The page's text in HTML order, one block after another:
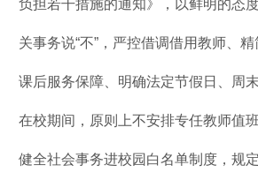
负担若干措施的通知》，以鲜明的态
关事务说“不”，严控借调借用教师、
课后服务保障、明确法定节假日、周
在校期间，原则上不安排专任教师值
健全社会事务进校园白名单制度，规